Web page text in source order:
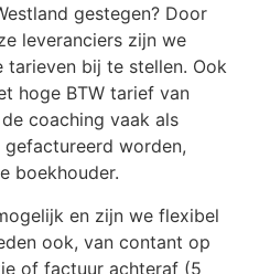
gestegen? Door
leveranciers zijn we
bij te stellen. Ook
hoge BTW tarief van
coaching vaak als
worden,
boekhouder.
en zijn we flexibel
ook, van contant op
of factuur achteraf (5